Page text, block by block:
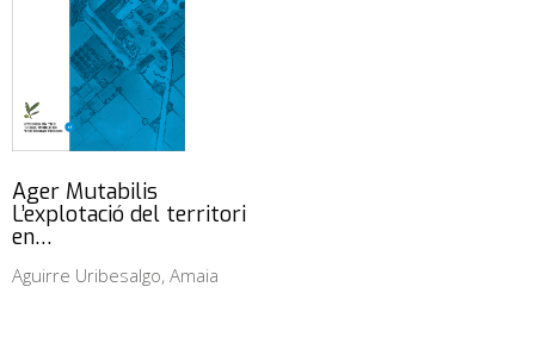
Ager Mutabilis
L’explotació del territori
en…
Aguirre Uribesalgo, Amaia